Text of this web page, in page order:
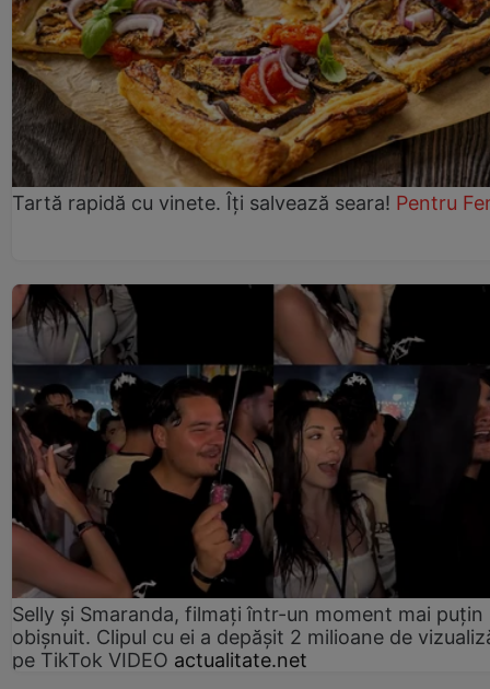
Tartă rapidă cu vinete. Îți salvează seara! Pentru
Selly și Smaranda, filmați într-un moment mai puțin
obișnuit. Clipul cu ei a depășit 2 milioane de
pe TikTok VIDEO actualitate.net